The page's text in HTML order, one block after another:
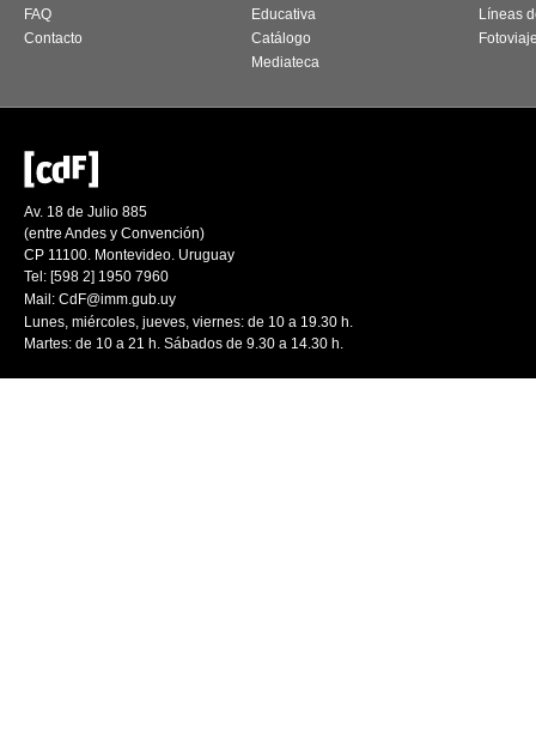
FAQ
Contacto
Educativa
Catálogo
Mediateca
Líneas
Av. 18 de Julio 885
(entre Andes y Convención)
CP 11100. Montevideo. Uruguay
Tel: [598 2] 1950 7960
Mail: CdF@imm.gub.uy
Lunes, miércoles, jueves, viernes: de 10 a 19.30 h.
Martes: de 10 a 21 h. Sábados de 9.30 a 14.30 h.